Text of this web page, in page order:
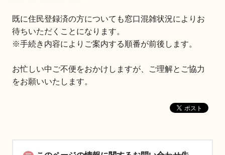
既に住民登録済の方についても窓口混雑状況によりお
待ちいただくことになります。
※手続き内容によりご案内する順番が前後します。
お忙しい中ご不便をおかけしますが、ご理解とご協力
をお願いいたします。